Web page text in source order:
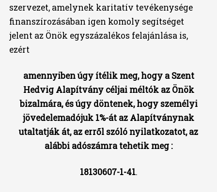
szervezet, amelynek karitatív tevékenysége
finanszírozásában igen komoly segítséget
jelent az Önök egyszázalékos felajánlása is,
ezért
amennyiben úgy ítélik meg, hogy a Szent
Hedvig Alapítvány céljai méltók az Önök
bizalmára, és úgy döntenek, hogy személyi
jövedelemadójuk 1%-át az Alapítványnak
utaltatják át, az erről szóló nyilatkozatot, az
alábbi adószámra tehetik meg :
18130607-1-41.